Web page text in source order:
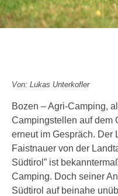
Von: Lukas Unterkofler
Bozen – Agri-Camping,
Campingstellen auf dem
erneut im Gespräch. Der
Faistnauer von der
Südtirol” ist
Camping. Doch seiner
Südtirol auf beinahe